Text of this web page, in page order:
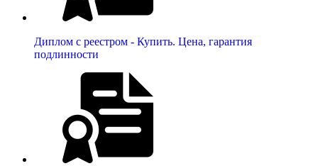
Диплом с реестром - Купить. Цена, гарантия
подлинности